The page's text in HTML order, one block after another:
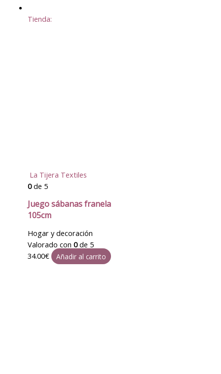
Tienda:
La Tijera Textiles
0de 5
Juego sábanas franela
105cm
Hogar y decoración
Valorado con 0de 5
34.00€ Añadir al carrito